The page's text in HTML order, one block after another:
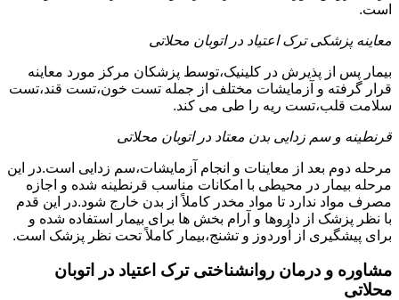
است.
معاینه پزشکی ترک اعتیاد در اتوبان محلاتی
بیمار پس از پذیرش در کلینیک،توسط پزشکان مرکز مورد معاینه
قرار گرفته و آزمایشات مختلف از جمله تست خون،تست قند،تست
سلامت قلب،تست ریه را طی می کند.
قرنطینه و سم زدایی بدن معتاد در اتوبان محلاتی
مرحله دوم بعد از معاینات و انجام آزمایشات،سم زدایی است.در این
مرحله بیمار در محیطی با امکانات مناسب قرنطینه شده و اجازه
مصرف مواد ندارد تا مواد مخدر کاملاً از بدن خارج شود.در این قدم
با نظر پزشک از داروها و آرام بخش ها برای بیمار استفاده شده و
برای پیشگیری از اُوردوز و تشنج،بیمار کاملاً تحت نظر پزشک است.
مشاوره و درمان روانشناختی ترک اعتیاد در اتوبان
محلاتی